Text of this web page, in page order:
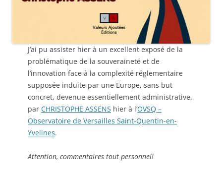
J’ai pu assister hier à un excellent exposé de la
problématique de la souveraineté et de
l’innovation face à la complexité réglementaire
supposée induite par une Europe, sans but
concret, devenue essentiellement administrative,
par CHRISTOPHE ASSENS hier à l’OVSQ –
Observatoire de Versailles Saint-Quentin-en-
Yvelines.
Attention, commentaires tout personnel!